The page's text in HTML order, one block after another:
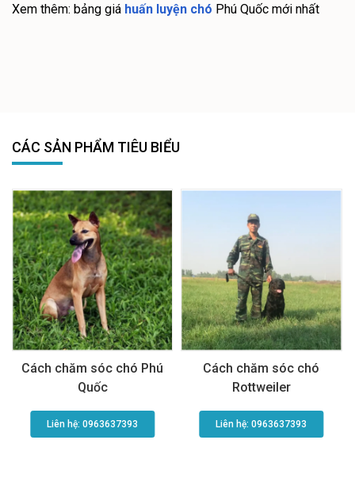
Xem thêm: bảng giá huấn luyện chó Phú Quốc mới nhất
CÁC SẢN PHẨM TIÊU BIỂU
Cách chăm sóc chó Phú
Quốc
Liên hệ: 0963637393​
Cách chăm sóc chó
Rottweiler
Liên hệ: 0963637393​